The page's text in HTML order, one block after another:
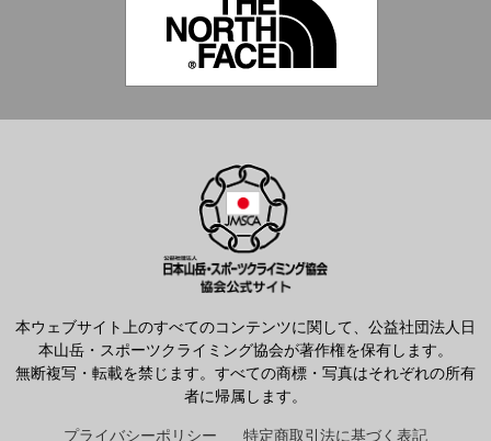
本ウェブサイト上のすべてのコンテンツに関して、公益社団法人日
本山岳・スポーツクライミング協会が著作権を保有します。
無断複写・転載を禁じます。すべての商標・写真はそれぞれの所有
者に帰属します。
プライバシーポリシー
特定商取引法に基づく表記